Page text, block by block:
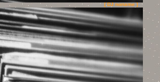
[ DJ noname ]